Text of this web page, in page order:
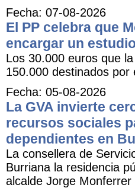
Fecha: 07-08-2026
El PP celebra que
encargar un
Los 30.000 euros que
150.000 destinados
Fecha: 05-08-2026
La GVA invierte
recursos sociales
dependientes en
La consellera de
Burriana la residencia
alcalde Jorge Monferrer